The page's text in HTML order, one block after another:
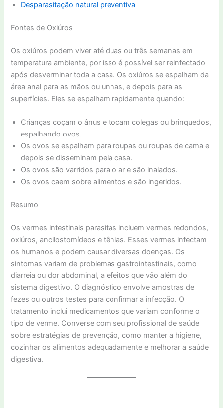
Desparasitação natural preventiva
Fontes de Oxiúros
Os oxiúros podem viver até duas ou três semanas em
temperatura ambiente, por isso é possível ser reinfectado
após desverminar toda a casa. Os oxiúros se espalham da
área anal para as mãos ou unhas, e depois para as
superfícies. Eles se espalham rapidamente quando:
Crianças coçam o ânus e tocam colegas ou brinquedos,
espalhando ovos.
Os ovos se espalham para roupas ou roupas de cama e
depois se disseminam pela casa.
Os ovos são varridos para o ar e são inalados.
Os ovos caem sobre alimentos e são ingeridos.
Resumo
Os vermes intestinais parasitas incluem vermes redondos,
oxiúros, ancilostomídeos e tênias. Esses vermes infectam
os humanos e podem causar diversas doenças. Os
sintomas variam de problemas gastrointestinais, como
diarreia ou dor abdominal, a efeitos que vão além do
sistema digestivo. O diagnóstico envolve amostras de
fezes ou outros testes para confirmar a infecção. O
tratamento inclui medicamentos que variam conforme o
tipo de verme. Converse com seu profissional de saúde
sobre estratégias de prevenção, como manter a higiene,
cozinhar os alimentos adequadamente e melhorar a saúde
digestiva.